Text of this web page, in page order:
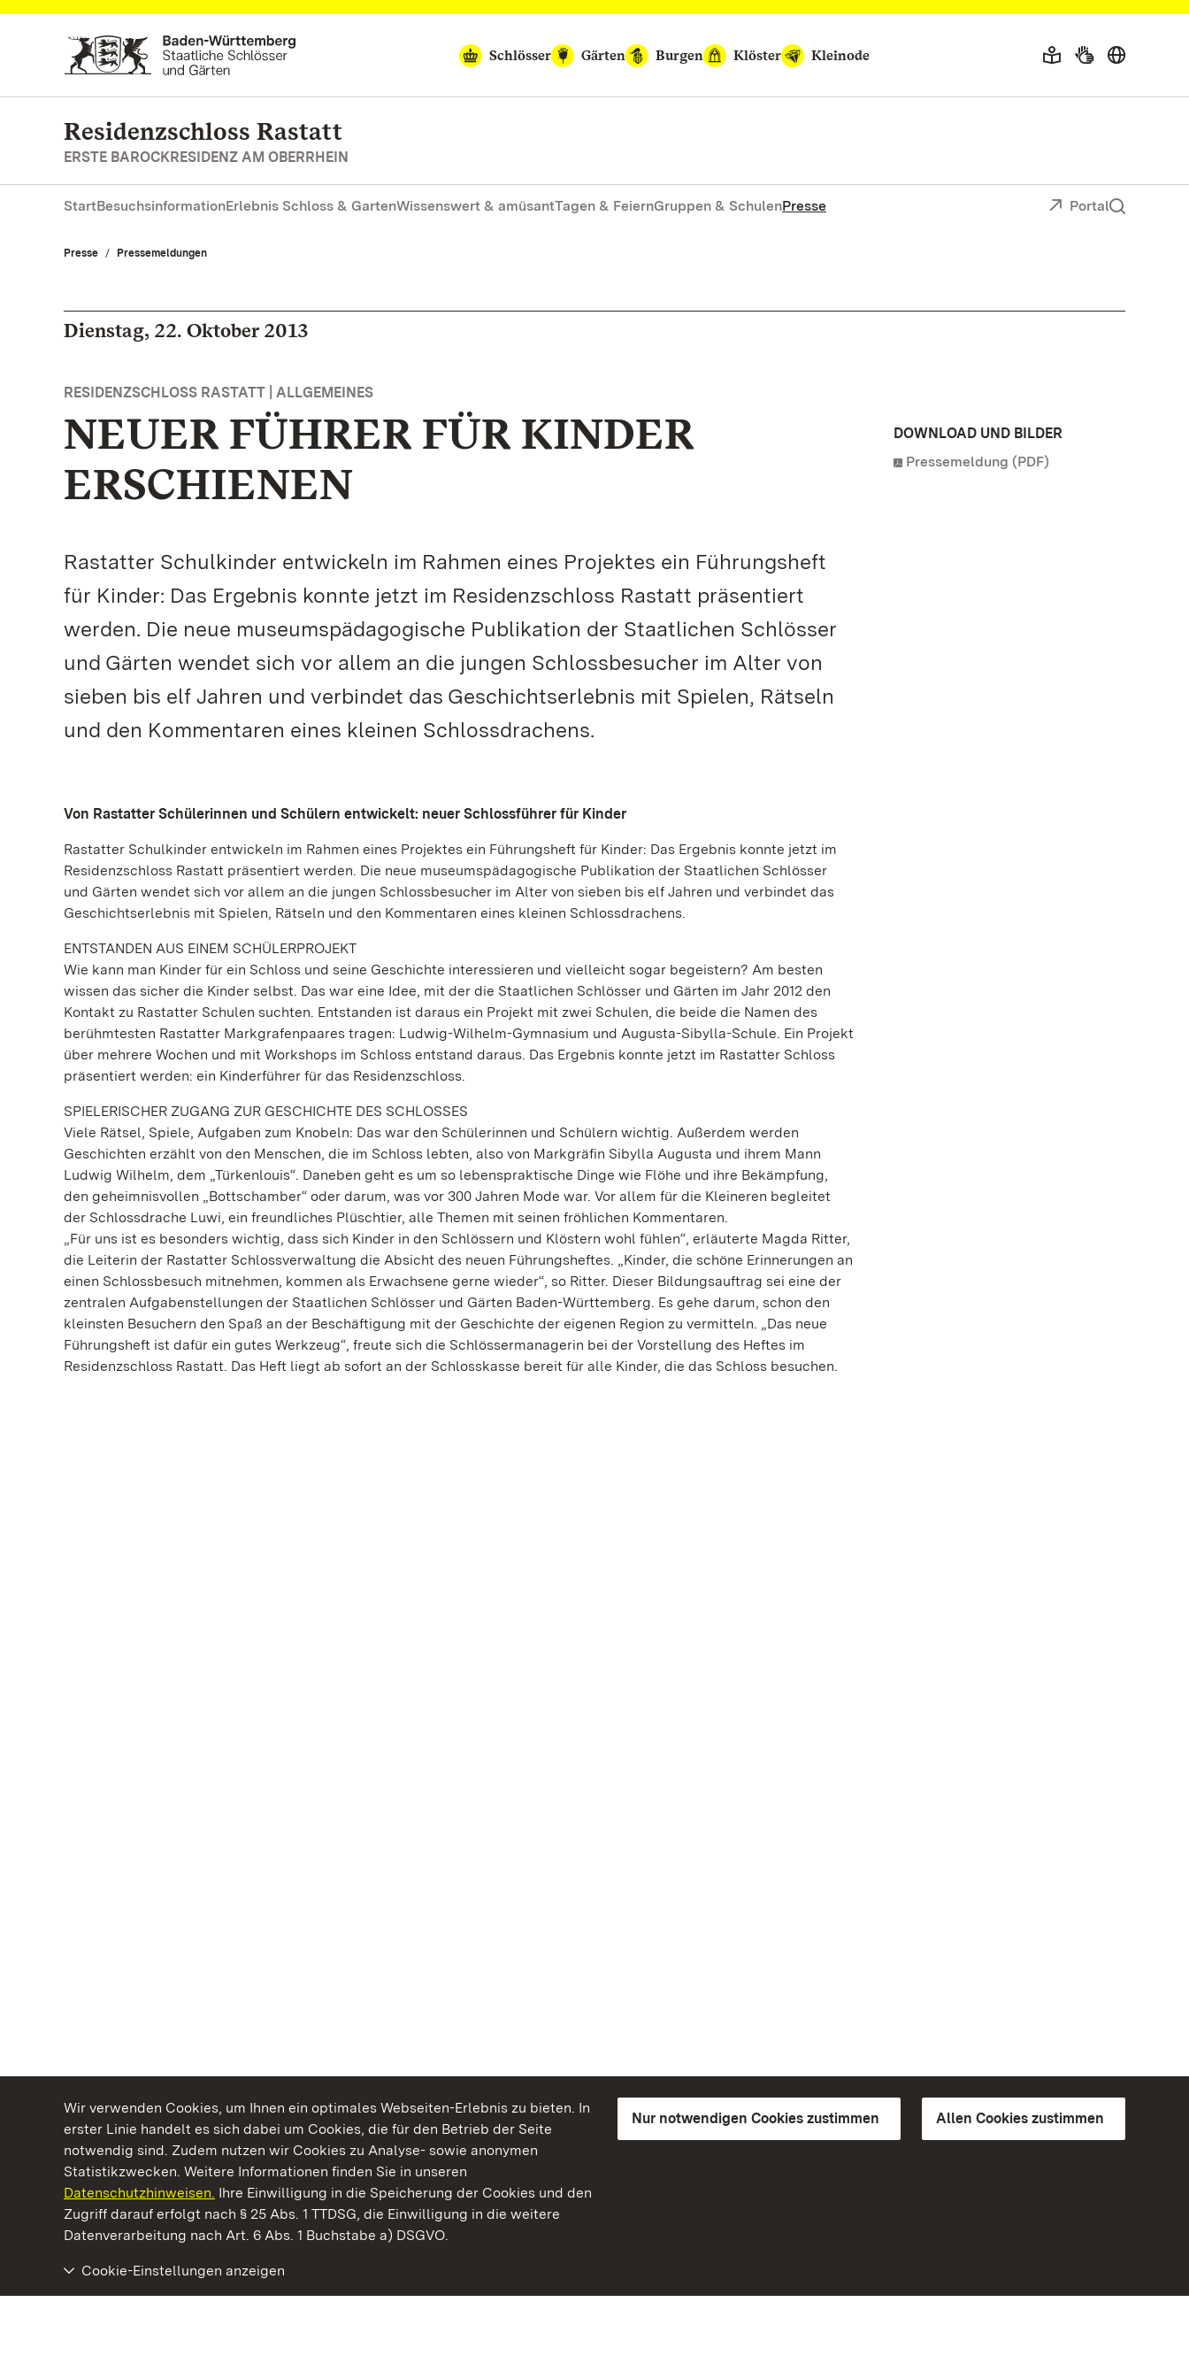
Wir verwenden Cookies, um Ihnen ein optimales Webseiten-Erlebnis zu bieten. In
erster Linie handelt es sich dabei um Cookies, die für den Betrieb der Seite
notwendig sind. Zudem nutzen wir Cookies zu Analyse- sowie anonymen
Statistikzwecken. Weitere Informationen finden Sie in unseren
Datenschutzhinweisen. Ihre Einwilligung in die Speicherung der Cookies und den
Zugriff darauf erfolgt nach § 25 Abs. 1 TTDSG, die Einwilligung in die weitere
Datenverarbeitung nach Art. 6 Abs. 1 Buchstabe a) DSGVO.
Nur notwendigen Cookies zustimmen Allen Cookies zustimmen
Cookie-Einstellungen anzeigen
Zum Hauptinhalt springen
Schlösser
Gärten Burgen Klöster Kleinode
Residenzschloss Rastatt
ERSTE BAROCKRESIDENZ AM OBERRHEIN
StartBesuchsinformationErlebnis Schloss & GartenWissenswert & amüsantTagen & FeiernGruppen & SchulenPresse Portal
Presse Pressemeldungen
Dienstag, 22. Oktober 2013
RESIDENZSCHLOSS RASTATT | ALLGEMEINES
NEUER FÜHRER FÜR KINDER
ERSCHIENEN
Rastatter Schulkinder entwickeln im Rahmen eines Projektes ein Führungsheft
für Kinder: Das Ergebnis konnte jetzt im Residenzschloss Rastatt präsentiert
werden. Die neue museumspädagogische Publikation der Staatlichen Schlösser
und Gärten wendet sich vor allem an die jungen Schlossbesucher im Alter von
sieben bis elf Jahren und verbindet das Geschichtserlebnis mit Spielen, Rätseln
und den Kommentaren eines kleinen Schlossdrachens.
Von Rastatter Schülerinnen und Schülern entwickelt: neuer Schlossführer für Kinder
Rastatter Schulkinder entwickeln im Rahmen eines Projektes ein Führungsheft für Kinder: Das Ergebnis konnte jetzt im
Residenzschloss Rastatt präsentiert werden. Die neue museumspädagogische Publikation der Staatlichen Schlösser
und Gärten wendet sich vor allem an die jungen Schlossbesucher im Alter von sieben bis elf Jahren und verbindet das
Geschichtserlebnis mit Spielen, Rätseln und den Kommentaren eines kleinen Schlossdrachens.
ENTSTANDEN AUS EINEM SCHÜLERPROJEKT
Wie kann man Kinder für ein Schloss und seine Geschichte interessieren und vielleicht sogar begeistern? Am besten
wissen das sicher die Kinder selbst. Das war eine Idee, mit der die Staatlichen Schlösser und Gärten im Jahr 2012 den
Kontakt zu Rastatter Schulen suchten. Entstanden ist daraus ein Projekt mit zwei Schulen, die beide die Namen des
berühmtesten Rastatter Markgrafenpaares tragen: Ludwig-Wilhelm-Gymnasium und Augusta-Sibylla-Schule. Ein Projekt
über mehrere Wochen und mit Workshops im Schloss entstand daraus. Das Ergebnis konnte jetzt im Rastatter Schloss
präsentiert werden: ein Kinderführer für das Residenzschloss.
SPIELERISCHER ZUGANG ZUR GESCHICHTE DES SCHLOSSES
Viele Rätsel, Spiele, Aufgaben zum Knobeln: Das war den Schülerinnen und Schülern wichtig. Außerdem werden
Geschichten erzählt von den Menschen, die im Schloss lebten, also von Markgräfin Sibylla Augusta und ihrem Mann
Ludwig Wilhelm, dem „Türkenlouis“. Daneben geht es um so lebenspraktische Dinge wie Flöhe und ihre Bekämpfung,
den geheimnisvollen „Bottschamber“ oder darum, was vor 300 Jahren Mode war. Vor allem für die Kleineren begleitet
der Schlossdrache Luwi, ein freundliches Plüschtier, alle Themen mit seinen fröhlichen Kommentaren.
„Für uns ist es besonders wichtig, dass sich Kinder in den Schlössern und Klöstern wohl fühlen“, erläuterte Magda Ritter,
die Leiterin der Rastatter Schlossverwaltung die Absicht des neuen Führungsheftes. „Kinder, die schöne Erinnerungen an
einen Schlossbesuch mitnehmen, kommen als Erwachsene gerne wieder“, so Ritter. Dieser Bildungsauftrag sei eine der
zentralen Aufgabenstellungen der Staatlichen Schlösser und Gärten Baden-Württemberg. Es gehe darum, schon den
kleinsten Besuchern den Spaß an der Beschäftigung mit der Geschichte der eigenen Region zu vermitteln. „Das neue
Führungsheft ist dafür ein gutes Werkzeug“, freute sich die Schlössermanagerin bei der Vorstellung des Heftes im
Residenzschloss Rastatt. Das Heft liegt ab sofort an der Schlosskasse bereit für alle Kinder, die das Schloss besuchen.
DOWNLOAD UND BILDER
Pressemeldung (PDF)
Kommen. Staunen. Genießen.